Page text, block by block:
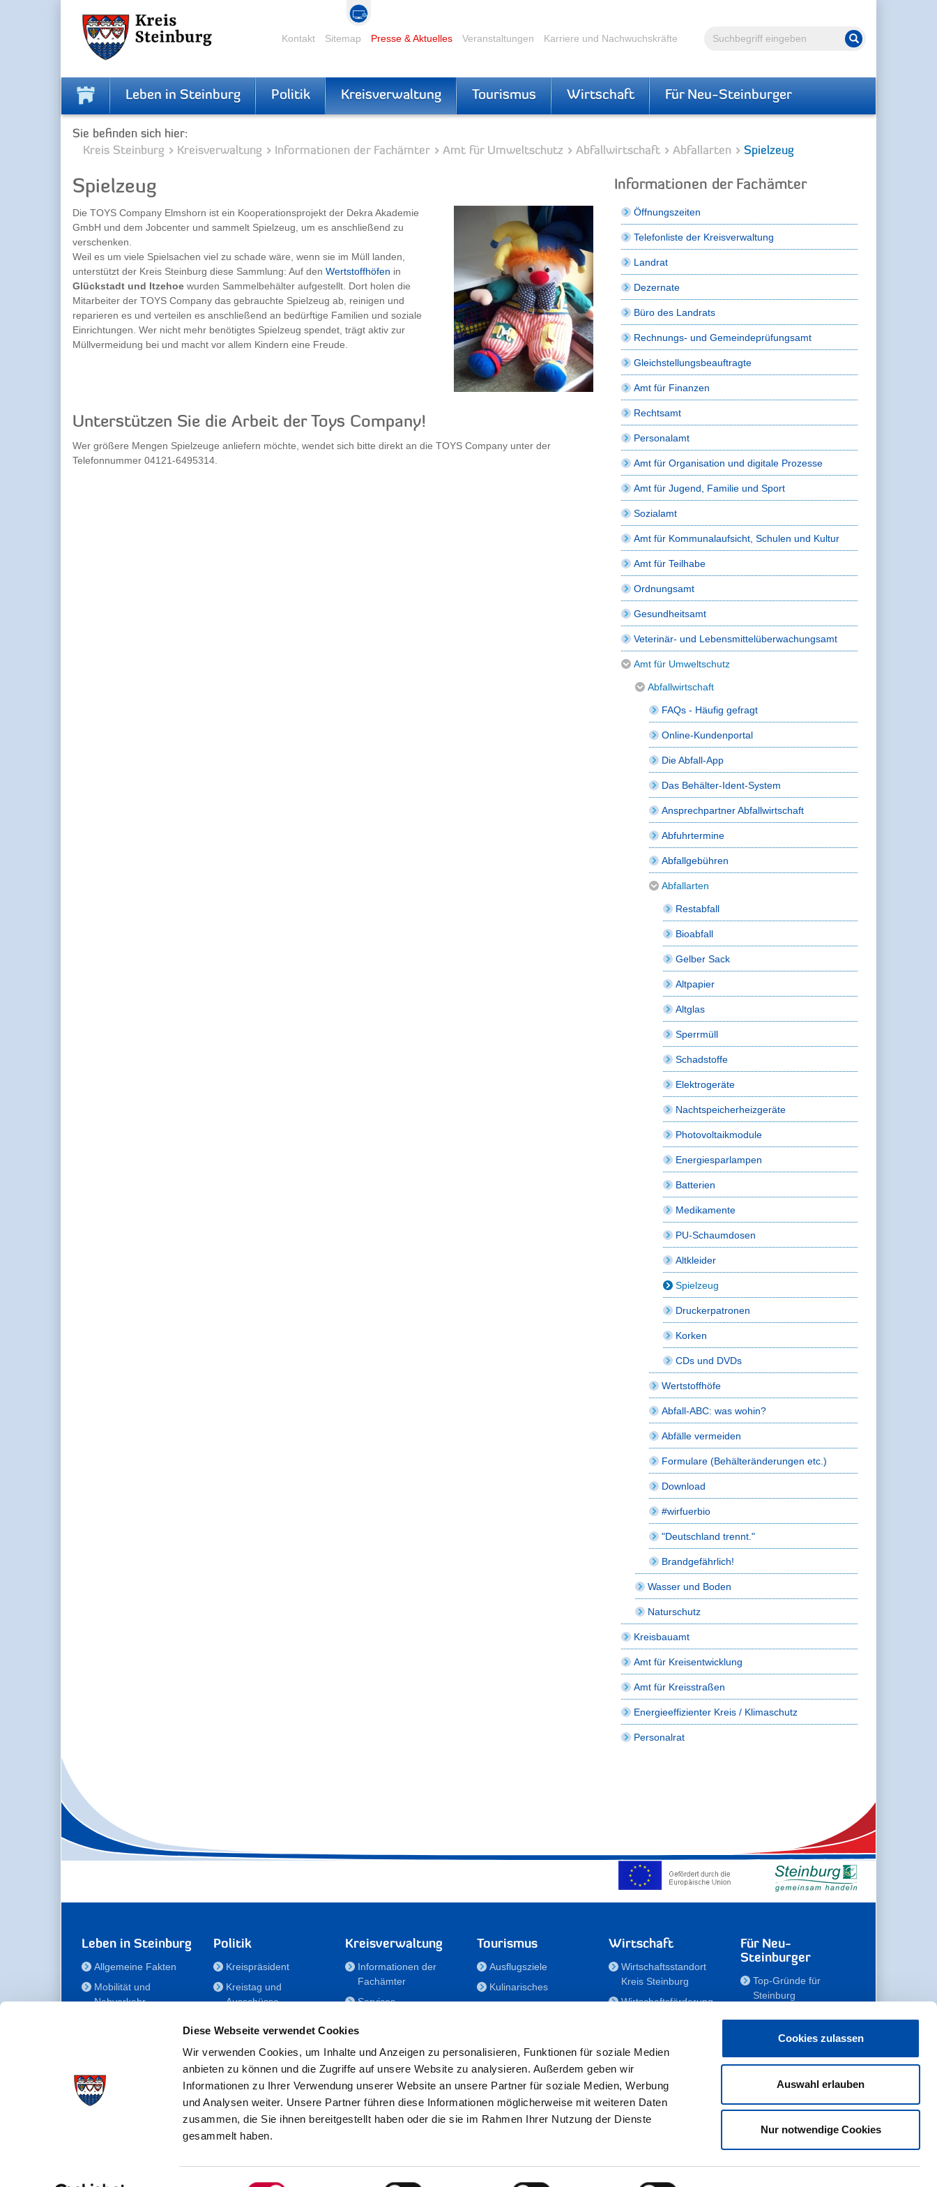
Diese Webseite verwendet Cookies
Wir verwenden Cookies, um Inhalte und Anzeigen zu personalisieren, Funktionen für soziale Medien
anbieten zu können und die Zugriffe auf unsere Website zu analysieren. Außerdem geben wir
Informationen zu Ihrer Verwendung unserer Website an unsere Partner für soziale Medien, Werbung
und Analysen weiter. Unsere Partner führen diese Informationen möglicherweise mit weiteren Daten
zusammen, die Sie ihnen bereitgestellt haben oder die sie im Rahmen Ihrer Nutzung der Dienste
gesammelt haben.
Einwilligungsauswahl
Cookies zulassen
Auswahl erlauben
Nur notwendige Cookies
Volltextsuche Suche starten
Kontakt Sitemap Presse & Aktuelles Veranstaltungen Karriere und Nachwuchskräfte
Leben in Steinburg Politik Kreisverwaltung Tourismus Wirtschaft Für Neu-Steinburger
Sie befinden sich hier:
Kreis Steinburg
Kreisverwaltung Informationen der Fachämter Amt für Umweltschutz Abfallwirtschaft Abfallarten Spielzeug
Spielzeug
Die TOYS Company Elmshorn ist ein Kooperationsprojekt der Dekra Akademie
GmbH und dem Jobcenter und sammelt Spielzeug, um es anschließend zu
verschenken.
Weil es um viele Spielsachen viel zu schade wäre, wenn sie im Müll landen,
unterstützt der Kreis Steinburg diese Sammlung: Auf den Wertstoffhöfen in
Glückstadt und Itzehoe wurden Sammelbehälter aufgestellt. Dort holen die
Mitarbeiter der TOYS Company das gebrauchte Spielzeug ab, reinigen und
reparieren es und verteilen es anschließend an bedürftige Familien und soziale
Einrichtungen. Wer nicht mehr benötigtes Spielzeug spendet, trägt aktiv zur
Müllvermeidung bei und macht vor allem Kindern eine Freude.
Unterstützen Sie die Arbeit der Toys Company!
Wer größere Mengen Spielzeuge anliefern möchte, wendet sich bitte direkt an die TOYS Company unter der
Telefonnummer 04121-6495314.
Informationen der Fachämter
Öffnungszeiten
Telefonliste der Kreisverwaltung
Landrat
Dezernate
Büro des Landrats
Rechnungs- und Gemeindeprüfungsamt
Gleichstellungsbeauftragte
Amt für Finanzen
Rechtsamt
Personalamt
Amt für Organisation und digitale Prozesse
Amt für Jugend, Familie und Sport
Sozialamt
Amt für Kommunalaufsicht, Schulen und Kultur
Amt für Teilhabe
Ordnungsamt
Gesundheitsamt
Veterinär- und Lebensmittelüberwachungsamt
Amt für Umweltschutz
Abfallwirtschaft
FAQs - Häufig gefragt
Online-Kundenportal
Die Abfall-App
Das Behälter-Ident-System
Ansprechpartner Abfallwirtschaft
Abfuhrtermine
Abfallgebühren
Abfallarten
Restabfall
Bioabfall
Gelber Sack
Altpapier
Altglas
Sperrmüll
Schadstoffe
Elektrogeräte
Nachtspeicherheizgeräte
Photovoltaikmodule
Energiesparlampen
Batterien
Medikamente
PU-Schaumdosen
Altkleider
Spielzeug
Druckerpatronen
Korken
CDs und DVDs
Wertstoffhöfe
Abfall-ABC: was wohin?
Abfälle vermeiden
Formulare (Behälteränderungen etc.)
Download
#wirfuerbio
"Deutschland trennt."
Brandgefährlich!
Wasser und Boden
Naturschutz
Kreisbauamt
Amt für Kreisentwicklung
Amt für Kreisstraßen
Energieeffizienter Kreis / Klimaschutz
Personalrat
Leben in Steinburg
Allgemeine Fakten
Mobilität und
Nahverkehr
Gesundheit
Bildung
Politik
Kreispräsident
Kreistag und
Ausschüsse
für Menschen mit
Behinderung
Der
Kreisseniorenbeirat
Förderstiftung
Fördergesellschaft/Sportförderung
Kreisverwaltung
Informationen der
Fachämter
Services
Nachwuchskräfte
Notdienste
Bekanntmachungen
Formulare/Downloads
RSS-Feeds
Tourismus
Ausflugsziele
Kulinarisches
Veranstaltungen
Wirtschaft
Wirtschaftsstandort
Kreis Steinburg
Wirtschaftsförderung
Zahlen, Daten,
Fakten
Gewerbeflächen
Für Neu-
Steinburger
Top-Gründe für
Steinburg
Meine Immobilie
Erholen